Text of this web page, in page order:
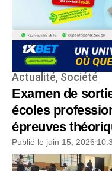
Actualité, Société
Examen de
écoles
épreuves
Publié le juin 15, 2026